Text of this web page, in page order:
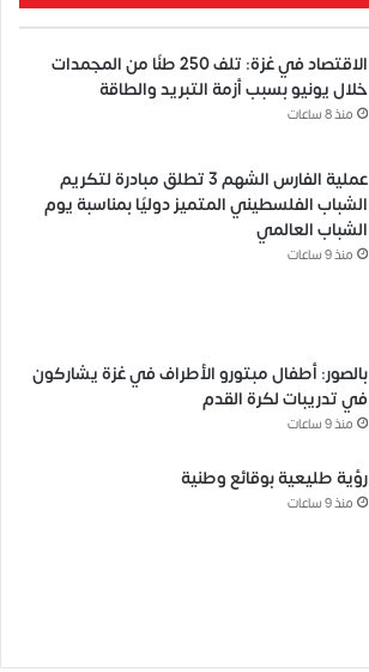
الاقتصاد في غزة: تلف 250 طنًا من المجمدات
خلال يونيو بسبب أزمة التبريد والطاقة
منذ 8 ساعات
عملية الفارس الشهم 3 تطلق مبادرة لتكريم
الشباب الفلسطيني المتميز دوليًا بمناسبة يوم
الشباب العالمي
منذ 9 ساعات
بالصور: أطفال مبتورو الأطراف في غزة يشاركون
في تدريبات لكرة القدم
منذ 9 ساعات
رؤية طليعية بوقائع وطنية
منذ 9 ساعات